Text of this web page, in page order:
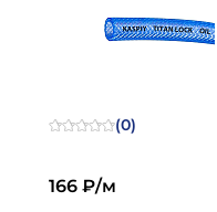
(0)
166 ₽/м